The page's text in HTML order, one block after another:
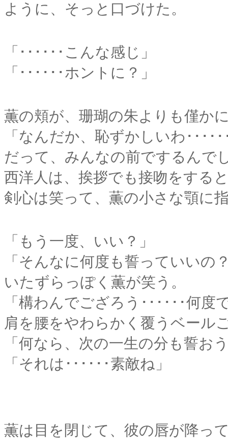
ように、そっと口づけた。
「･･････こんな感じ」
「･･････ホントに？」
薫の頬が、珊瑚の朱よりも僅か
「なんだか、恥ずかしいわ･････
だって、みんなの前でするんで
西洋人は、挨拶でも接吻をする
剣心は笑って、薫の小さな顎に
「もう一度、いい？」
「そんなに何度も誓っていいの
いたずらっぽく薫が笑う。
「構わんでござろう･･････何度
肩を腰をやわらかく覆うベール
「何なら、次の一生の分も誓お
「それは･･････素敵ね」
薫は目を閉じて、彼の唇が降っ